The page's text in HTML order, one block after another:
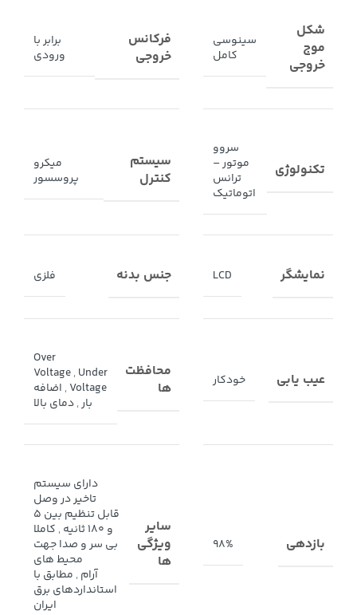
شکل
موج
خروجی
سینوسی
کامل
فرکانس
خروجی
برابر با
ورودی
تکنولوژی
سروو
موتور –
ترانس
اتوماتیک
سیستم
کنترل
میکرو
پروسسور
نمایشگر LCD جنس بدنه فلزی
عیب یابی خودکار
محافظت
ها
Over
Voltage, Under
Voltage
, اضافه
بار,دمای بالا
بازدهی 98%
سایر
ویژگی
ها
دارای سیستم
تاخیر در وصل
قابل تنظیم بین 5
و 180 ثانیه
, کاملا
بی سر و صدا جهت
محیط های
آرام , مطابق با
استانداردهای برق
ایران